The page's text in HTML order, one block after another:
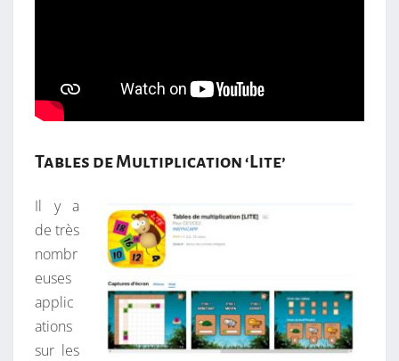
Tables de Multiplication ‘Lite’
Il y a
de très
nombr
euses
applic
ations
sur les